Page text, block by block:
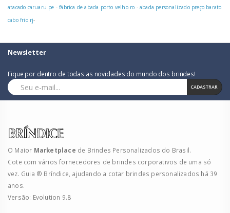
atacado caruaru pe -fábrica de abada porto velho ro -abada personalizado preço barato
cabo frio rj-
Newsletter
Fique por dentro de todas as novidades do mundo dos brindes!
CADASTRAR
O Maior Marketplace de Brindes Personalizados do Brasil.
Cote com vários fornecedores de brindes corporativos de uma só
vez. Guia ® Bríndice, ajudando a cotar brindes personalizados há 39
anos.
Versão: Evolution 9.8